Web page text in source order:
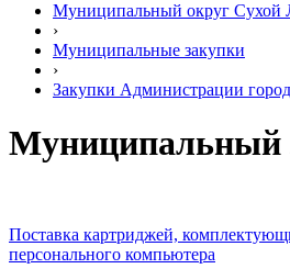
Муниципальный округ Сухой
›
Муниципальные закупки
›
Закупки Администрации
Муниципальный
Поставка картриджей,
персонального компьютера